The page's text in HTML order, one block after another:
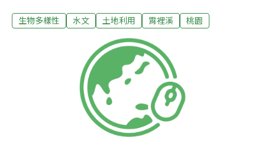
民代表林鴻斌表示，中正路、中興路兩處地下雨水道都在
座攔水壩，已喪失攔水供應渠道的功能，壩體前方淤積嚴
重，形成積水的小水塘，晴天時，水流靜止散發惡臭，下
大雨時，各地的地下雨水道匯流後就宣洩不及，造成淹水
災情。縣府水務局長李戎威說，將聯繫水利會派員會勘，
若確有必要，會儘快動工拆除壩體並清淤。
生物多樣性 水文 土地利用 霄裡溪 桃園